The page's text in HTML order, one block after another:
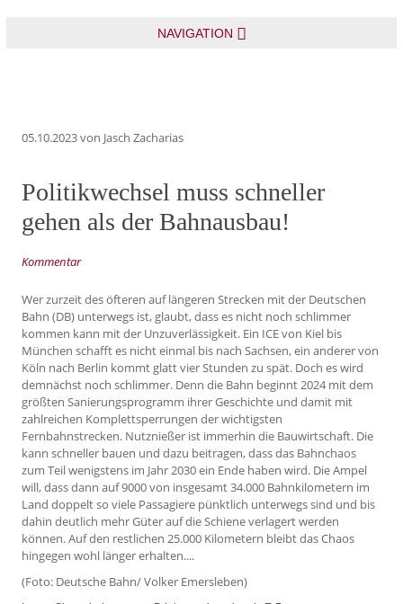
NAVIGATION
05.10.2023von Jasch Zacharias
Politikwechsel muss schneller
gehen als der Bahnausbau!
Kommentar
Wer zurzeit des öfteren auf längeren Strecken mit der Deutschen
Bahn (DB) unterwegs ist, glaubt, dass es nicht noch schlimmer
kommen kann mit der Unzuverlässigkeit. Ein ICE von Kiel bis
München schafft es nicht einmal bis nach Sachsen, ein anderer von
Köln nach Berlin kommt glatt vier Stunden zu spät. Doch es wird
demnächst noch schlimmer. Denn die Bahn beginnt 2024 mit dem
größten Sanierungsprogramm ihrer Geschichte und damit mit
zahlreichen Komplettsperrungen der wichtigsten
Fernbahnstrecken. Nutznießer ist immerhin die Bauwirtschaft. Die
kann schneller bauen und dazu beitragen, dass das Bahnchaos
zum Teil wenigstens im Jahr 2030 ein Ende haben wird. Die Ampel
will, dass dann auf 9000 von insgesamt 34.000 Bahnkilometern im
Land doppelt so viele Passagiere pünktlich unterwegs sind und bis
dahin deutlich mehr Güter auf die Schiene verlagert werden
können. Auf den restlichen 25.000 Kilometern bleibt das Chaos
hingegen wohl länger erhalten....
(Foto: Deutsche Bahn/ Volker Emersleben)